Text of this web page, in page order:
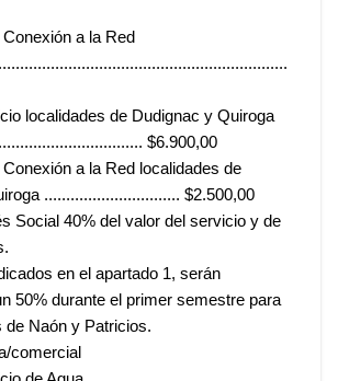
a la Red
localidades de Dudignac y Quiroga
$6.900,00
a la Red localidades de
............................... $2.500,00
Social 40% del valor del servicio y de
en el apartado 1, serán
50% durante el primer semestre para
de Naón y Patricios.
comercial